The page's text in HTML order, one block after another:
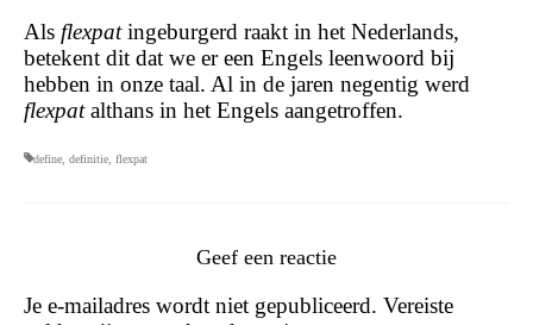
Als flexpatingeburgerd raakt in het Nederlands,
betekent dit dat we er een Engels leenwoord bij
hebben in onze taal. Al in de jaren negentig werd
flexpatalthans in het Engels aangetroffen.
define definitie flexpat
Geef een reactie
Je e-mailadres wordt niet gepubliceerd. Vereiste